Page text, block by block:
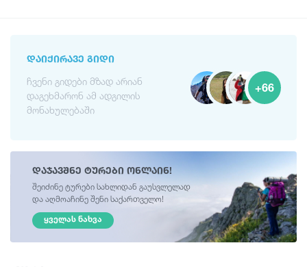
ᲓᲐᲘᲥᲘᲠᲐᲕᲔ ᲒᲘᲓᲘ
ჩვენი გიდები მზად არიან
დაგეხმარონ ამ ადგილის
მონახულებაში
+66
დაჯავშნე ტურები ონლაინ!
შეიძინე ტურები სახლიდან გაუსვლელად
და აღმოაჩინე შენი საქართველო!
ᲧᲕᲔᲚᲐᲡ ᲜᲐᲮᲕᲐ